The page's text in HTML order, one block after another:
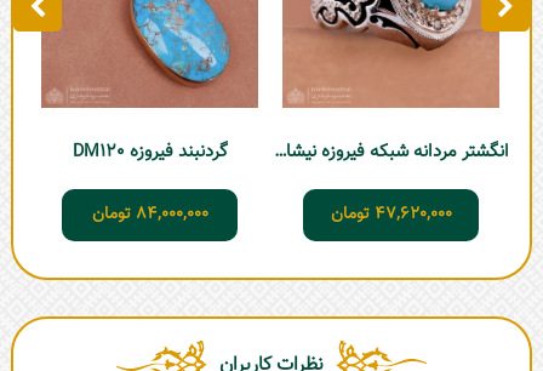
انگشتر مردانه شبکه فیروزه نیشابور
47,620,000 تومان
گردنبند فیروزه DM120
84,000,000 تومان